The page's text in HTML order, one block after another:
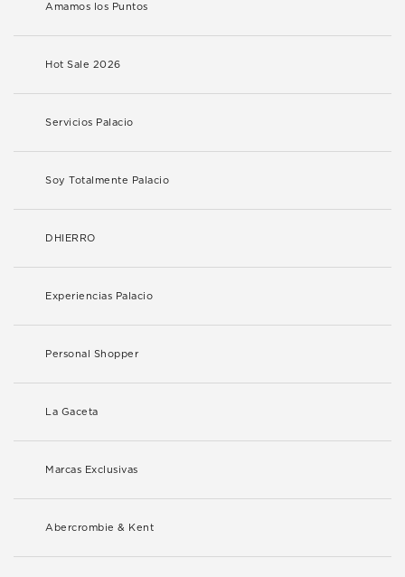
Amamos los Puntos
Hot Sale 2026
Servicios Palacio
Soy Totalmente Palacio
DHIERRO
Experiencias Palacio
Personal Shopper
La Gaceta
Marcas Exclusivas
Abercrombie & Kent